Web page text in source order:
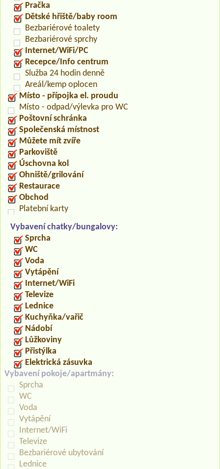
Pračka
Dětské hřiště/baby room
Bezbariérové toalety
Bezbariérové sprchy
Internet/WiFi/PC
Recepce/Info centrum
Služba 24 hodin denně
Areál/kemp oplocen
Místo - přípojka el. proudu
Místo - odpad/výlevka pro WC
Poštovní schránka
Společenská místnost
Můžete mít zvíře
Parkoviště
Úschovna kol
Ohniště/grilování
Restaurace
Obchod
Platební karty
Vybavení chatky/bungalovy:
Sprcha
WC
Voda
Vytápění
Internet/WiFi
Televize
Lednice
Kuchyňka/vařič
Nádobí
Lůžkoviny
Přistýlka
Elektrická zásuvka
Vybavení pokoje/apartmány:
Sprcha
WC
Voda
Vytápění
Internet/WiFi
Televize
Bezbariérové ubytování
Lednice